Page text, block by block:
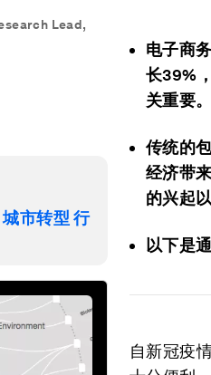
Lead,
城市转型 行
电子商
长39%
关重要。
传统的
经济带
的兴起
以下是
自新冠疫